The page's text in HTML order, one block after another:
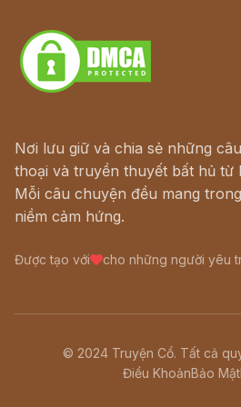
Nơi lưu giữ và chia sẻ những
thoại và truyền thuyết bất hủ từ
Mỗi câu chuyện đều mang
niềm cảm hứng.
Được tạo với cho những người yêu
© 2024 Truyện Cổ. Tất cả
Điều KhoảnBảo Mật